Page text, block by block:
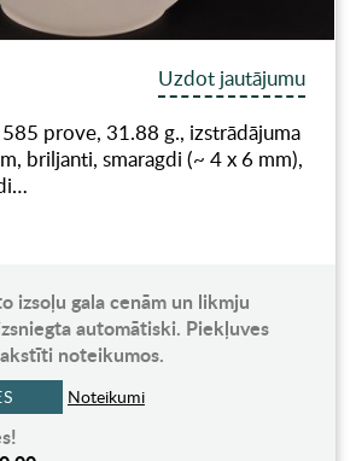
Uzdot jautājumu
prove, 31.88 g., izstrādājuma
briljanti, smaragdi (~ 4 x 6 mm),
izsoļu gala cenām un likmju
automātiski. Piekļuves
noteikumos.
Noteikumi